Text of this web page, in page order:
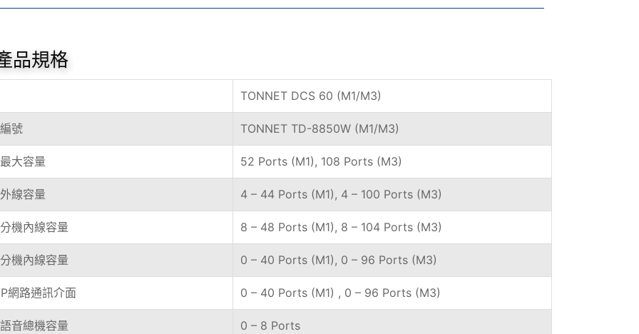
品規格
TONNET DCS 60 (M1/M3)
號 TONNET TD-8850W (M1/M3)
大容量 52 Ports (M1), 108 Ports (M3)
線容量 4 – 44 Ports (M1), 4 – 100 Ports (M3)
機內線容量 8 – 48 Ports (M1), 8 – 104 Ports (M3)
機內線容量 0 – 40 Ports (M1), 0 – 96 Ports (M3)
網路通訊介面 0 – 40 Ports (M1) , 0 – 96 Ports (M3)
音總機容量 0 – 8 Ports